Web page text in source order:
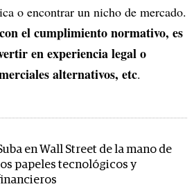
o encontrar un nicho de mercado.
el cumplimiento normativo, es
en experiencia legal o
alternativos, etc.
en Wall Street de la mano de
papeles tecnológicos y